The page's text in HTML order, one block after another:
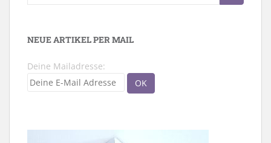
NEUE ARTIKEL PER MAIL
Deine Mailadresse: